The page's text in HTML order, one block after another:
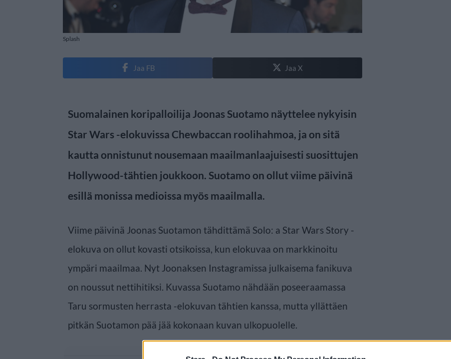
Splash
Jaa FB Jaa X
Suomalainen koripalloilija Joonas Suotamo näyttelee nykyisin
Star Wars -elokuvissa Chewbaccan roolihahmoa, ja on sitä
kautta onnistunut nousemaan maailmanlaajuisesti suosittujen
Hollywood-tähtien joukkoon. Suotamo on ollut viime päivinä
esillä monissa medioissa myös maailmalla.
Viime päivinä Joonas Suotamon tähdittämä Solo: a Star Wars Story -
elokuva on ollut kovasti otsikoissa, kun elokuvaa on markkinoitu
ympäri maailmaa. Nyt Joonaksen Instagramissa julkaisema fanikuva
on noussut nettihitiksi. Kuvassa Suotamo nähdään poseeraamassa
Taru sormusten herrasta -elokuvan tähtien kanssa, mutta yllättäen
pitkän Suotamon pää jää kokonaan kuvan ulkopuolelle.